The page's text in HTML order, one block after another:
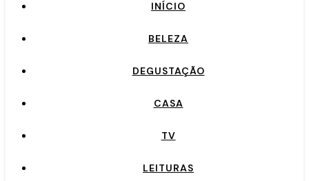
INÍCIO
BELEZA
DEGUSTAÇÃO
CASA
TV
LEITURAS